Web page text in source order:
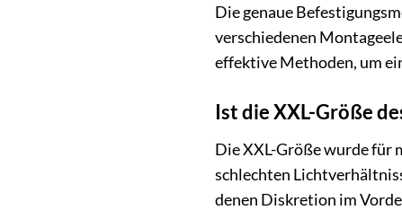
Die genaue
verschiedenen
effektive Methoden, um
Ist die XXL-Größe
Die XXL-Größe wurde für
schlechten
denen Diskretion im